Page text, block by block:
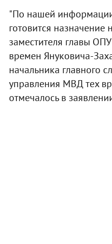
"По нашей
готовится назначение
заместителя главы
времен Януковича-
начальника главного
управления МВД тех
отмечалось в